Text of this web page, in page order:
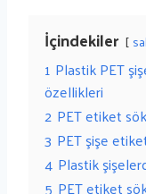
İçindekiler
1 Plastik PET
özellikleri
2 PET etiket
3 PET şişe
4 Plastik
5 PET etiket